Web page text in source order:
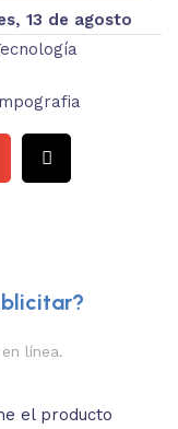
13 de agosto
línea.
el producto